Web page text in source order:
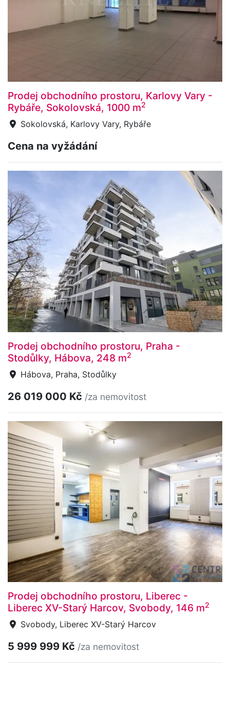
Prodej obchodního prostoru, Karlovy Vary -
Rybáře, Sokolovská, 1000 m2
Sokolovská, Karlovy Vary, Rybáře
Cena na vyžádání
Prodej obchodního prostoru, Praha -
Stodůlky, Hábova, 248 m2
Hábova, Praha, Stodůlky
26 019 000 Kč /za nemovitost
Prodej obchodního prostoru, Liberec -
Liberec XV-Starý Harcov, Svobody, 146 m2
Svobody, Liberec XV-Starý Harcov
5 999 999 Kč /za nemovitost